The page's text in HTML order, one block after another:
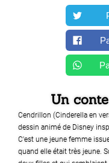
Un
Cendrillon (Cinderella en
dessin animé de Disney
C'est une jeune femme
quand elle était très jeune.